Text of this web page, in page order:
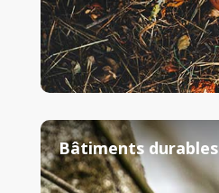
Bâtiments durables